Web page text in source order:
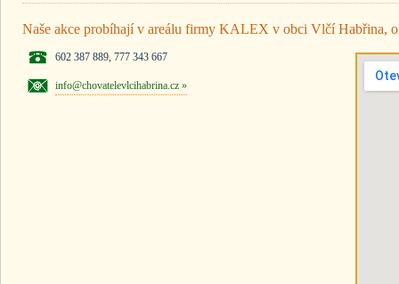
Naše akce probíhají v areálu firmy KALEX v obci Vlčí Habřina,
602 387 889, 777 343 667
info@chovatelevlcihabrina.cz »